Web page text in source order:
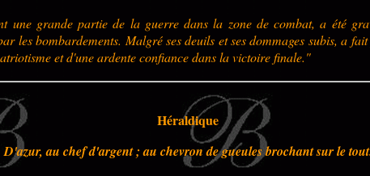
une grande partie de la guerre dans la zone de combat, a été
les bombardements. Malgré ses deuils et ses dommages subis, a
et d'une ardente confiance dans la victoire finale."
Héraldique
D'azur, au chef d'argent ; au chevron de gueules brochant sur le